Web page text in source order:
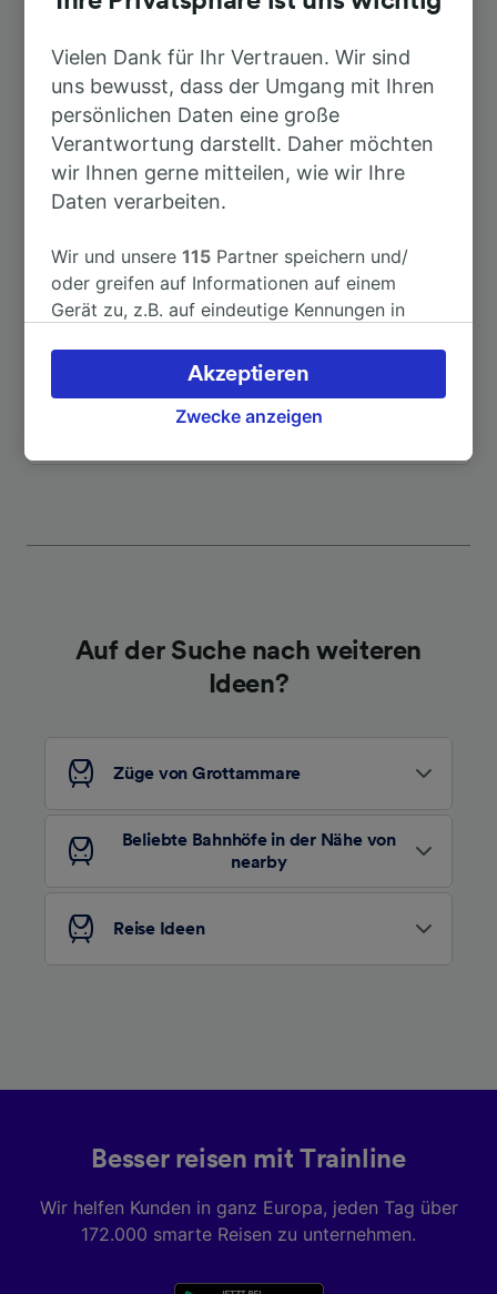
Nach Giulianova 17min
Nach Ancona
Nach Pedaso 8min
Nach Ascoli Piceno 52min
Nach Porto San Giorgio-Fermo
Weitere Verbindungen sehen
Auf der Suche nach weiteren
Ideen?
Züge von Grottammare
Beliebte Bahnhöfe in der Nähe von
nearby
Reise Ideen
Besser reisen mit Trainline
Wir helfen Kunden in ganz Europa, jeden Tag über
172.000 smarte Reisen zu unternehmen.
Vielen Dank für Ihr Vertrauen. Wir sind
uns bewusst, dass der Umgang mit Ihren
persönlichen Daten eine große
Verantwortung darstellt. Daher möchten
wir Ihnen gerne mitteilen, wie wir Ihre
Daten verarbeiten.
Wir und unsere115 Partner speichern und/
oder greifen auf Informationen auf einem
Gerät zu, z.B. auf eindeutige Kennungen in
verarbeiten. Sie können Ihre Präferenzen
akzeptieren oder verwalten, einschließlich
Ihres Widerspruchsrechts bei berechtigtem
haben keinen Einfluss auf Surfdaten. Ihre
Wir und unsere Partner verarbeiten Daten, um
aktiv abfragen. Speichern von oder Zugriff auf
Informationen auf einem Endgerät.
Personalisierte Werbung und Inhalte, Messung
von Werbeleistung und der Performance von
Inhalten, Zielgruppenforschung sowie
Liste der Partner (Lieferanten)
Zwecke anzeigen
Akzeptieren